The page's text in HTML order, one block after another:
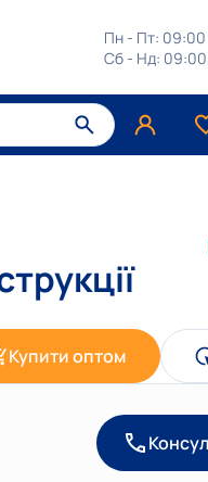
Пн - Пт: 09:00
Сб - Нд: 09:00
Купити оптом